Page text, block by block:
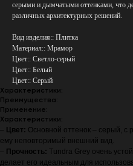
серыми и дымчатыми оттенками, что
различных архитектурных решений.
Вид изделия:: Плитка
Материал:: Мрамор
Цвет:: Светло-серый
Цвет:: Белый
Цвет:: Серый
Характеристики:
Преимущества:
Применение:
Характеристики:
– Цвет: Основной оттенок – серый, с
ему неповторимый внешний вид.
– Прочность: Tundra Grey очень
делает его идеальным для